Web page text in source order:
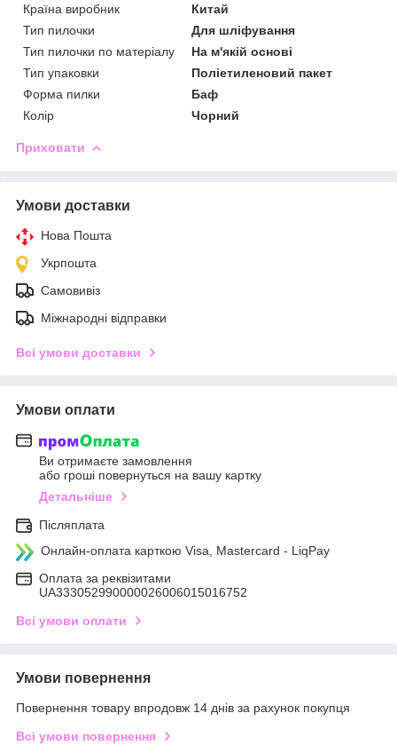
Країна виробник
Китай
Тип пилочки
Для шліфування
Тип пилочки по матеріалу
На м'якій основі
Тип упаковки
Поліетиленовий пакет
Форма пилки
Баф
Колір
Чорний
Приховати
Умови доставки
Нова Пошта
Укрпошта
Самовивіз
Міжнародні відправки
Всі умови доставки
Умови оплати
Ви отримаєте замовлення
або гроші повернуться на вашу картку
Детальніше
Післяплата
Онлайн-оплата карткою Visa, Mastercard - LiqPay
Оплата за реквізитами
UA333052990000026006015016752
Всі умови оплати
Умови повернення
Повернення товару впродовж 14 днів за рахунок покупця
Всі умови повернення